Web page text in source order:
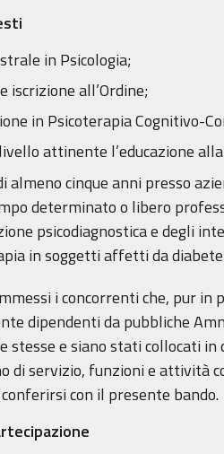
in Psicologia;
iscrizione all’Ordine;
in Psicoterapia Cognitivo-
attinente l’educazione
almeno cinque anni presso
determinato o libero
psicodiagnostica e degli
in soggetti affetti da
i concorrenti che, pur in
dipendenti da pubbliche
stesse e siano stati collocati in
di servizio, funzioni e attività
conferirsi con il presente bando.